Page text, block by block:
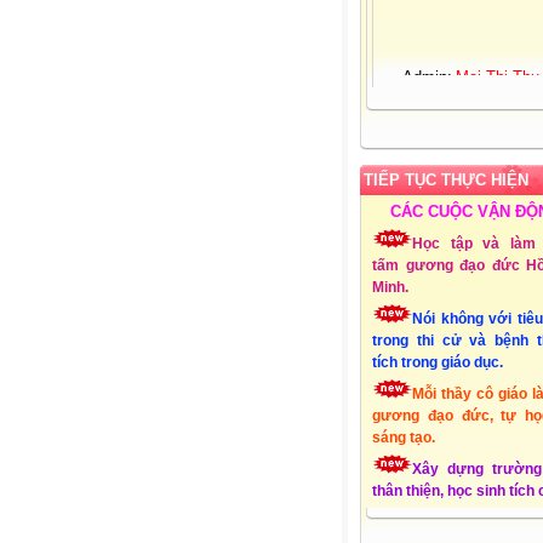
Giới tính: Nữ
Trường
Xuân - Phú Yên
Chuyên môn: Lớp 1
Địa chỉ: Xuân
Đồng Xuân - Phú Yên
Liên hệ Email:
Lập Website: 15/
TIẾP TỤC THỰC HIỆN
CÁC CUỘC VẬN
Học tập và làm
tấm gương đạo đức
Minh.
Nói không với
trong thi cử và bệnh
tích trong giáo dục.
Mỗi thầy cô giáo
gương đạo đức, tự
sáng tạo.
Xây dựng
thân thiện, học sinh tích